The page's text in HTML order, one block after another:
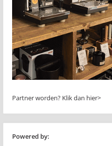
Partner worden? Klik dan hier>
Powered by: